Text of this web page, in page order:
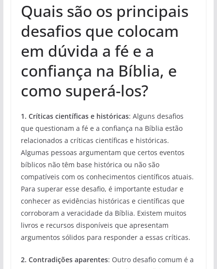
Quais são os principais
desafios que colocam
em dúvida a fé e a
confiança na Bíblia, e
como superá-los?
1. Críticas científicas e históricas: Alguns desafios
que questionam a fé e a confiança na Bíblia estão
relacionados a críticas científicas e históricas.
Algumas pessoas argumentam que certos eventos
bíblicos não têm base histórica ou não são
compatíveis com os conhecimentos científicos atuais.
Para superar esse desafio, é importante estudar e
conhecer as evidências históricas e científicas que
corroboram a veracidade da Bíblia. Existem muitos
livros e recursos disponíveis que apresentam
argumentos sólidos para responder a essas críticas.
2. Contradições aparentes: Outro desafio comum é a